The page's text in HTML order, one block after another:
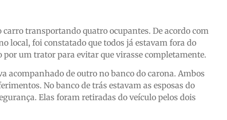
transportando quatro ocupantes. De acordo com
local, foi constatado que todos já estavam fora do
por um trator para evitar que virasse completamente.
acompanhado de outro no banco do carona. Ambos
No banco de trás estavam as esposas do
Elas foram retiradas do veículo pelos dois